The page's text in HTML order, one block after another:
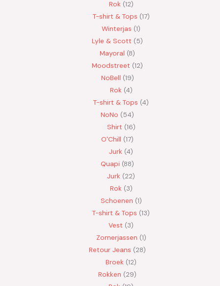
Rok 12
T-shirt & Tops 17
Winterjas 1
Lyle & Scott
5
Mayoral 8
Moodstreet 12
NoBell 19
Rok 4
T-shirt & Tops 4
NoNo
54
Shirt 16
O'Chill 17
Jurk 4
Quapi 88
Jurk 22
Rok 3
Schoenen 1
T-shirt & Tops 13
Vest
3
Zomerjassen 1
Retour Jeans
28
Broek 12
Rokken
29